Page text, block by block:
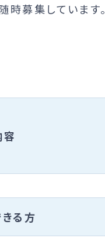
時募集しています。
る方